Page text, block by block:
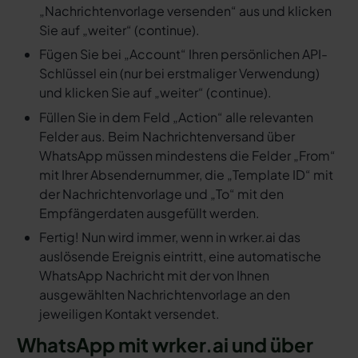
„Nachrichtenvorlage versenden“ aus und klicken
Sie auf „weiter“ (continue).
Fügen Sie bei „Account“ Ihren persönlichen API-
Schlüssel ein (nur bei erstmaliger Verwendung)
und klicken Sie auf „weiter“ (continue).
Füllen Sie in dem Feld „Action“ alle relevanten
Felder aus. Beim Nachrichtenversand über
WhatsApp müssen mindestens die Felder „From“
mit Ihrer Absendernummer, die „Template ID“ mit
der Nachrichtenvorlage und „To“ mit den
Empfängerdaten ausgefüllt werden.
Fertig! Nun wird immer, wenn in wrker.ai das
auslösende Ereignis eintritt, eine automatische
WhatsApp Nachricht mit der von Ihnen
ausgewählten Nachrichtenvorlage an den
jeweiligen Kontakt versendet.
WhatsApp mit wrker.ai und über